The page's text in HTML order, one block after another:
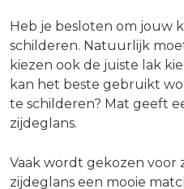
Heb je besloten om jouw
schilderen. Natuurlijk
kiezen ook de juiste lak
kan het beste gebruikt
te schilderen? Mat geeft
zijdeglans.
Vaak wordt gekozen voor
zijdeglans een mooie